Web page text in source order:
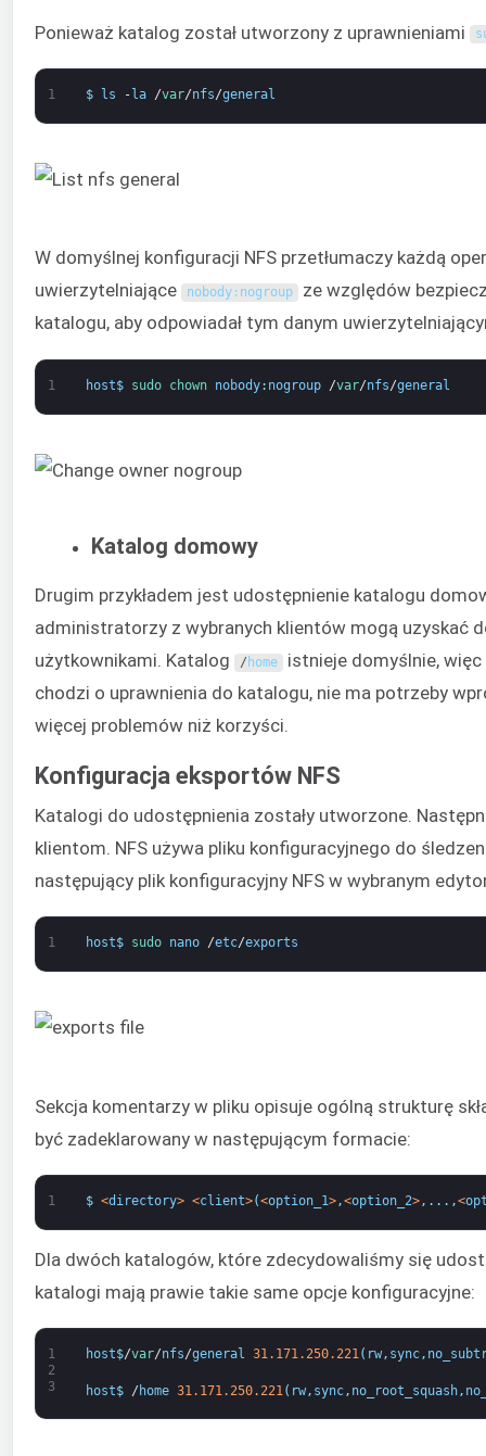
Ponieważ katalog został utworzony z uprawnieniami
1 $ ls - la /var/nfs/general
W domyślnej konfiguracji NFS przetłumaczy każdą
uwierzytelniające
nobody: nogroup ze względów
katalogu, aby odpowiadał tym danym
1 host$ sudo chown nobody: nogroup /var/nfs/general
Katalog domowy
Drugim przykładem jest udostępnienie katalogu
administratorzy z wybranych klientów mogą uzyskać
użytkownikami. Katalog
/ home istnieje domyślnie,
chodzi o uprawnienia do katalogu, nie ma potrzeby
więcej problemów niż korzyści.
Konfiguracja eksportów NFS
Katalogi do udostępnienia zostały utworzone.
klientom. NFS używa pliku konfiguracyjnego do
następujący plik konfiguracyjny NFS w wybranym
1 host$ sudo nano /etc/exports
Sekcja komentarzy w pliku opisuje ogólną strukturę
być zadeklarowany w następującym formacie:
1 $ <directory> <client>(<option_1>,<option_2>, . . . ,<
Dla dwóch katalogów, które zdecydowaliśmy się
katalogi mają prawie takie same opcje konfiguracyjne:
1
2
3
host$/var/nfs/general 31.171.250.221( rw, sync,
host$ / home 31.171.250.221( rw, sync, no_root_squash,